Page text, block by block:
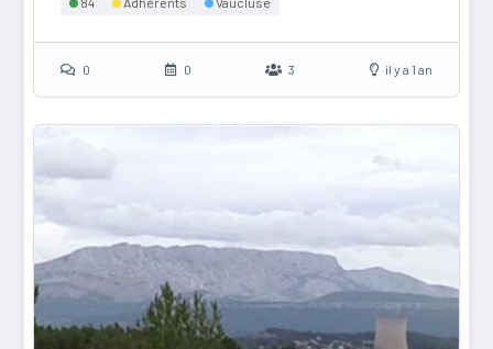
0 0 3 il y a 1 an